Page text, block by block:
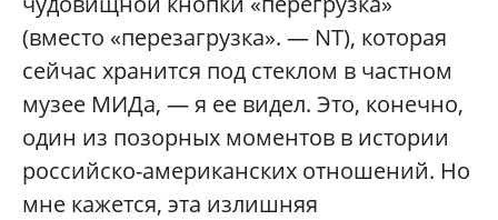
(вместо «перезагрузка». — NT), которая
сейчас хранится под стеклом в частном
музее МИДа, — я ее видел. Это, конечно,
один из позорных моментов в истории
российско-американских отношений. Но
мне кажется, эта излишняя